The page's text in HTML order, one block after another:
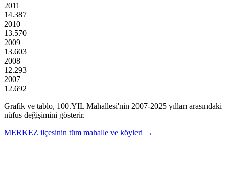
2011
14.387
2010
13.570
2009
13.603
2008
12.293
2007
12.692
Grafik ve tablo, 100.YIL Mahallesi'nin 2007-2025 yılları arasındaki
nüfus değişimini gösterir.
MERKEZ ilçesinin tüm mahalle ve köyleri →